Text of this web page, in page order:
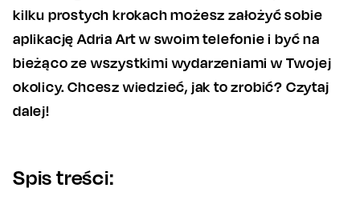
kilku prostych krokach możesz założyć sobie
aplikację Adria Art w swoim telefonie i być na
bieżąco ze wszystkimi wydarzeniami w Twojej
okolicy. Chcesz wiedzieć, jak to zrobić? Czytaj
dalej!
Spis treści: